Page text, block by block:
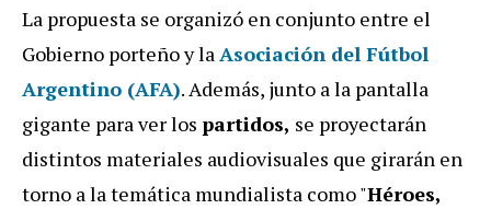
La propuesta se organizó en conjunto entre el
Gobierno porteño y laAsociación del Fútbol
Argentino (AFA). Además, junto a la pantalla
gigante para ver los partidos, se proyectarán
distintos materiales audiovisuales que girarán en
torno a la temática mundialista como "Héroes,